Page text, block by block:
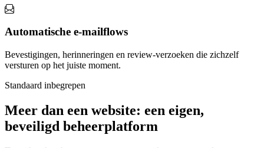
Automatische e-mailflows
Bevestigingen, herinneringen en review-verzoeken die zichzelf
versturen op het juiste moment.
Standaard inbegrepen
Meer dan een website: een eigen,
beveiligd beheerplatform